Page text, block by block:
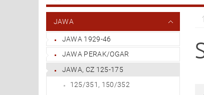
BANKVERBINDUNG
SCHREIBEN
JAWA
JAWA 1929-46
JAWA PERAK/OGAR
JAWA, CZ 125-175
125/351, 150/352